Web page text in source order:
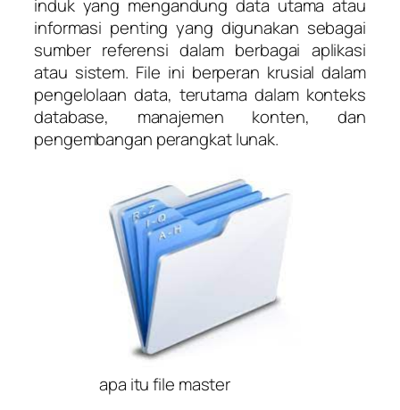
induk yang mengandung data utama atau
informasi penting yang digunakan sebagai
sumber referensi dalam berbagai aplikasi
atau sistem. File ini berperan krusial dalam
pengelolaan data, terutama dalam konteks
database, manajemen konten, dan
pengembangan perangkat lunak.
apa itu file master